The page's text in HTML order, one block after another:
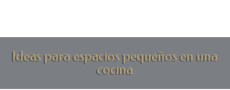
Ideas para espacios pequeños en una
cocina